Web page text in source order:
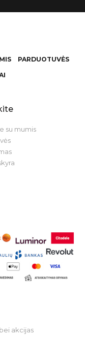
PARDUOTUVĖS
su mumis
akcijas